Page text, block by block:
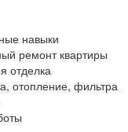
навыки
ремонт квартиры
отделка
отопление, фильтра